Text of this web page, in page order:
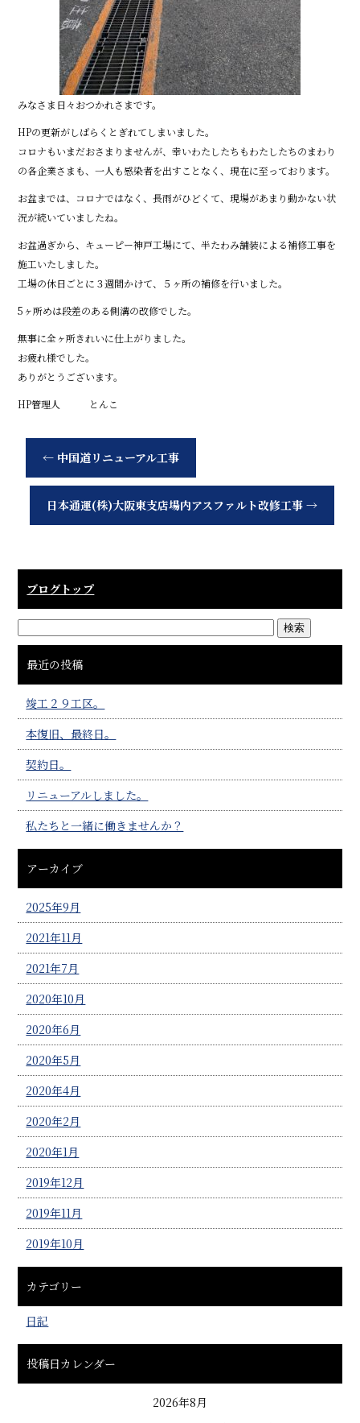
みなさま日々おつかれさまです。
HPの更新がしばらくとぎれてしまいました。
コロナもいまだおさまりませんが、幸いわたしたちもわたしたちのまわり
の各企業さまも、一人も感染者を出すことなく、現在に至っております。
お盆までは、コロナではなく、長雨がひどくて、現場があまり動かない状
況が続いていましたね。
お盆過ぎから、キューピー神戸工場にて、半たわみ舗装による補修工事を
施工いたしました。
工場の休日ごとに３週間かけて、５ヶ所の補修を行いました。
5ヶ所めは段差のある側溝の改修でした。
無事に全ヶ所きれいに仕上がりました。
お疲れ様でした。
ありがとうございます。
HP管理人 とんこ
← 中国道リニューアル工事
日本通運(株)大阪東支店場内アスファルト改修工事 →
ブログトップ
最近の投稿
竣工２９工区。
本復旧、最終日。
契約日。
リニューアルしました。
私たちと一緒に働きませんか？
アーカイブ
2025年9月
2021年11月
2021年7月
2020年10月
2020年6月
2020年5月
2020年4月
2020年2月
2020年1月
2019年12月
2019年11月
2019年10月
カテゴリー
日記
投稿日カレンダー
2026年8月